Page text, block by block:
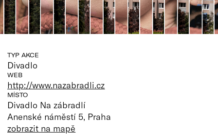
TYP AKCE
Divadlo
WEB
http://www.nazabradli.cz
MÍSTO
Divadlo Na zábradlí
Anenské náměstí 5, Praha
zobrazit na mapě